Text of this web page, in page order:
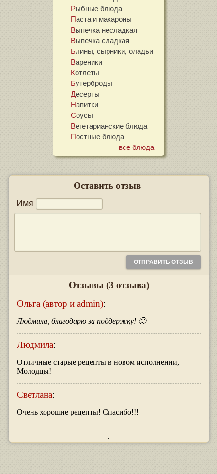
Рыбные блюда
Паста и макароны
Выпечка несладкая
Выпечка сладкая
Блины, сырники, оладьи
Вареники
Котлеты
Бутерброды
Десерты
Напитки
Соусы
Вегетарианские блюда
Постные блюда
все блюда
Оставить отзыв
Имя
Отзывы (3 отзыва)
Ольга (автор и admin):
Людмила, благодарю за поддержку! 🙂
Людмила:
Отличные старые рецепты в новом исполнении,
Молодцы!
Светлана:
Очень хорошие рецепты! Спасибо!!!